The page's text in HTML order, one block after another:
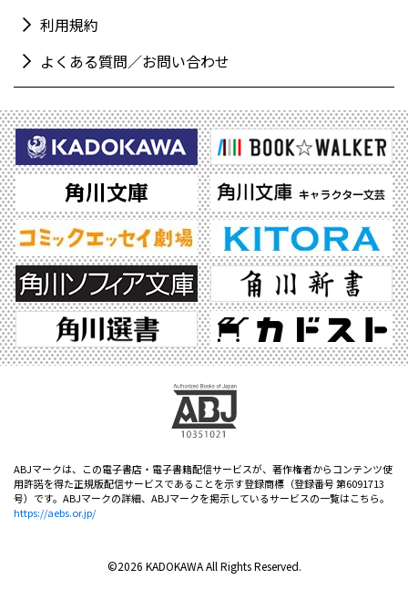
利用規約
よくある質問／お問い合わせ
ABJマークは、この電子書店・電子書籍配信サービスが、著作権者からコンテンツ使
用許諾を得た正規版配信サービスであることを示す登録商標（登録番号 第6091713
号）です。ABJマークの詳細、ABJマークを掲示しているサービスの一覧はこちら。
https://aebs.or.jp/
©2026 KADOKAWA All Rights Reserved.